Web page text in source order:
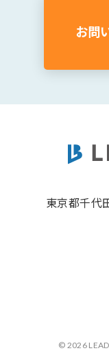
お問
東京都千代
© 2026